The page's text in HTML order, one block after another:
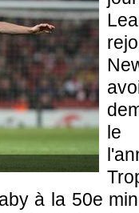
le
à la 50e